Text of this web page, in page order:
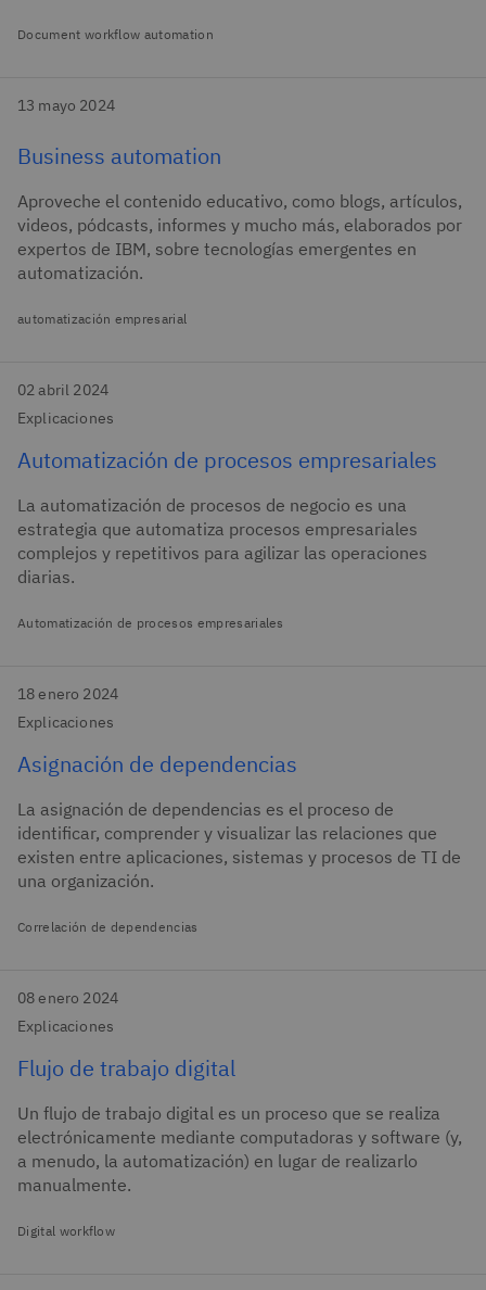
Document workflow automation
13 mayo 2024
Business automation
Aproveche el contenido educativo, como blogs, artículos,
videos, pódcasts, informes y mucho más, elaborados por
expertos de IBM, sobre tecnologías emergentes en
automatización.
automatización empresarial
02 abril 2024
Explicaciones
Automatización de procesos empresariales
La automatización de procesos de negocio es una
estrategia que automatiza procesos empresariales
complejos y repetitivos para agilizar las operaciones
diarias.
Automatización de procesos empresariales
18 enero 2024
Explicaciones
Asignación de dependencias
La asignación de dependencias es el proceso de
identificar, comprender y visualizar las relaciones que
existen entre aplicaciones, sistemas y procesos de TI de
una organización.
Correlación de dependencias
08 enero 2024
Explicaciones
Flujo de trabajo digital
Un flujo de trabajo digital es un proceso que se realiza
electrónicamente mediante computadoras y software (y,
a menudo, la automatización) en lugar de realizarlo
manualmente.
Digital workflow